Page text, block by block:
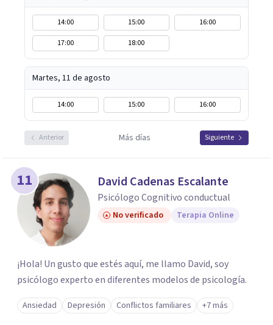
14:00 15:00
16:00
17:00
18:00
Martes, 11 de agosto
14:00 15:00 16:00
Anterior Más días Siguiente
11 David Cadenas Escalante
Psicólogo Cognitivo conductual
No verificado Terapia Online
¡Hola! Un gusto que estés aquí, me llamo David, soy
psicólogo experto en diferentes modelos de psicología.
Ansiedad Depresión Conflictos familiares +7 más